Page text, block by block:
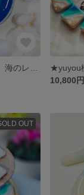
10,800円
OUT